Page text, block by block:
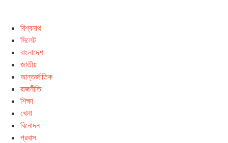
বিশ্বনাথ
সিলেট
বাংলাদেশ
জাতীয়
আন্তর্জাতিক
রাজনীতি
শিক্ষা
খেলা
বিনোদন
প্রবাস